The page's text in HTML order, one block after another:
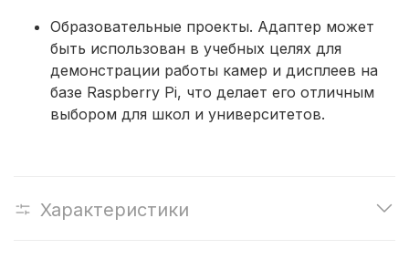
Образовательные проекты. Адаптер может
быть использован в учебных целях для
демонстрации работы камер и дисплеев на
базе Raspberry Pi, что делает его отличным
выбором для школ и университетов.
Характеристики